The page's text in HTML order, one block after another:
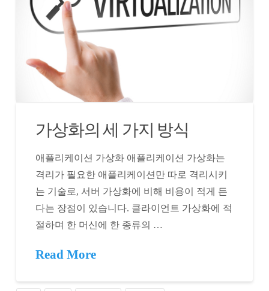
가상화의 세 가지 방식
애플리케이션 가상화 애플리케이션 가상화는
격리가 필요한 애플리케이션만 따로 격리시키
는 기술로, 서버 가상화에 비해 비용이 적게 든
다는 장점이 있습니다. 클라이언트 가상화에 적
절하며 한 머신에 한 종류의 …
Read More